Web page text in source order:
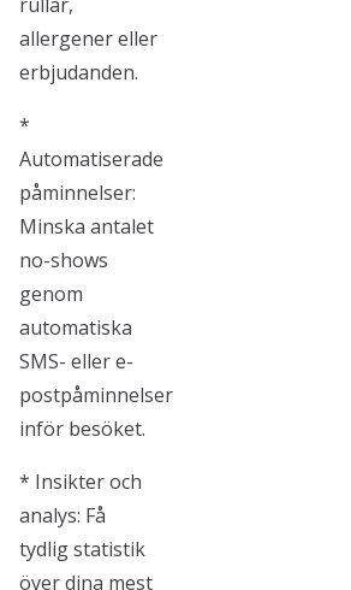
allergener eller
erbjudanden.
*
Automatiserade
påminnelser:
Minska antalet
no-shows
genom
automatiska
SMS- eller e-
postpåminnelser
inför besöket.
* Insikter och
analys: Få
tydlig statistik
över dina mest